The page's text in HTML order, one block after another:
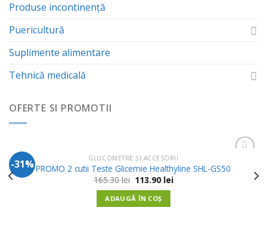
Produse incontinență
Puericultură
Suplimente alimentare
Tehnică medicală
OFERTE SI PROMOTII
-31% GLUCOMETRE ȘI ACCESORII
PROMO 2 cutii Teste Glicemie Healthyline SHL-GS50
165.30lei Prețul
inițial
a
fost:
165.30 lei.
113.90 leiPrețul
curent
ADAUGĂ ÎN COȘ